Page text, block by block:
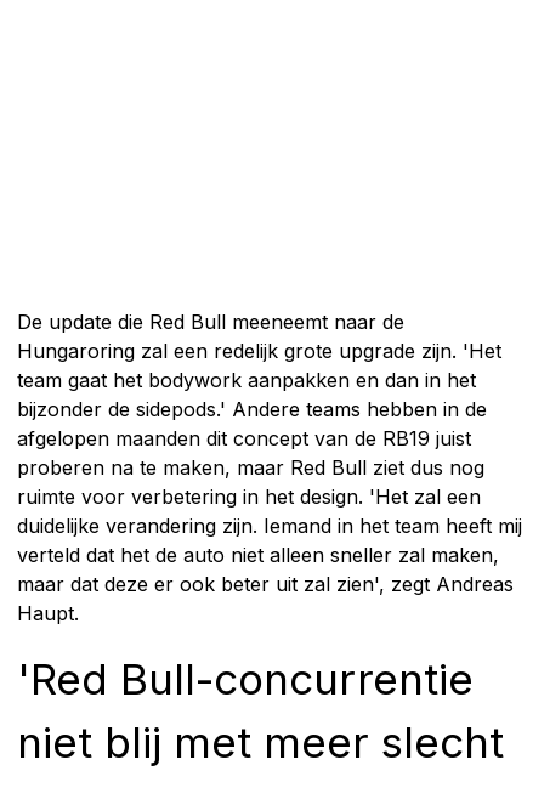
De update die Red Bull meeneemt naar de
Hungaroring zal een redelijk grote upgrade zijn. 'Het
team gaat het bodywork aanpakken en dan in het
bijzonder de sidepods.' Andere teams hebben in de
afgelopen maanden dit concept van de RB19 juist
proberen na te maken, maar Red Bull ziet dus nog
ruimte voor verbetering in het design. 'Het zal een
duidelijke verandering zijn. Iemand in het team heeft mij
verteld dat het de auto niet alleen sneller zal maken,
maar dat deze er ook beter uit zal zien', zegt Andreas
Haupt.
'Red Bull-concurrentie
niet blij met meer slecht